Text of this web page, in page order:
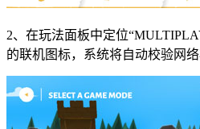
2、在玩法面板中定位
的联机图标，系统将自动校验网络